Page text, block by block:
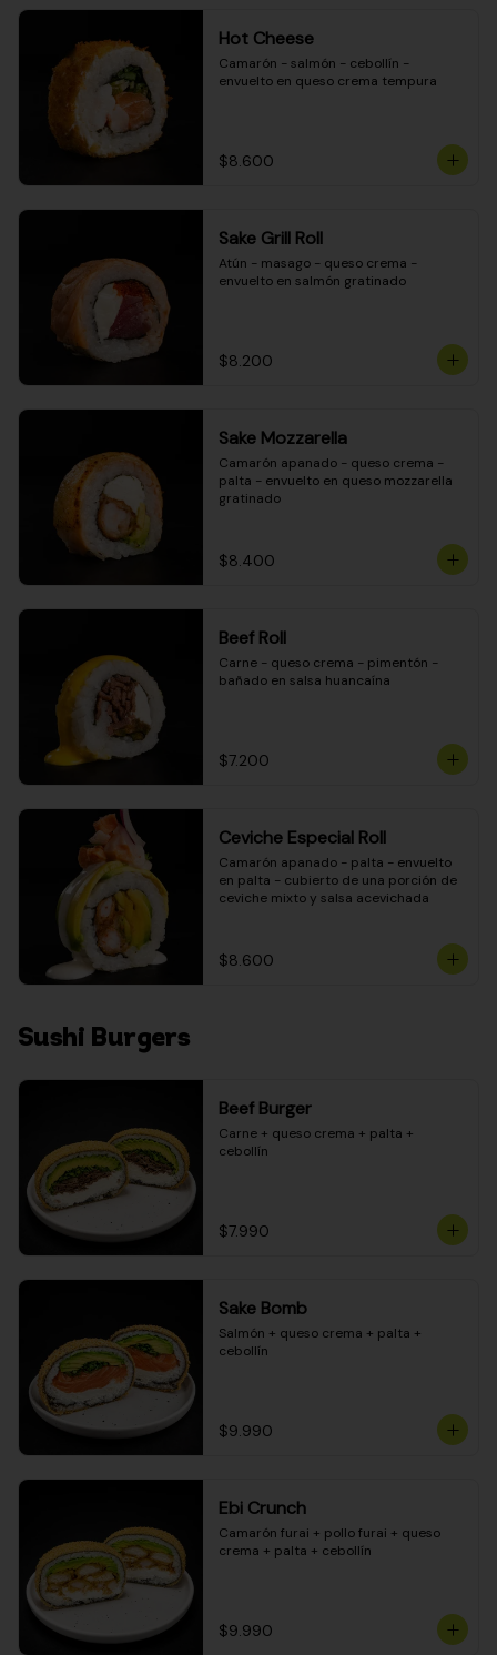
Hot Cheese
Camarón - salmón - cebollín -
envuelto en queso crema tempura
$8.600
Sake Grill Roll
Atún - masago - queso crema -
envuelto en salmón gratinado
$8.200
Sake Mozzarella
Camarón apanado - queso crema -
palta - envuelto en queso mozzarella
gratinado
$8.400
Beef Roll
Carne - queso crema - pimentón -
bañado en salsa huancaína
$7.200
Ceviche Especial Roll
Camarón apanado - palta - envuelto
en palta - cubierto de una porción de
ceviche mixto y salsa acevichada
$8.600
Sushi Burgers
Beef Burger
Carne + queso crema + palta +
cebollín
$7.990
Sake Bomb
Salmón + queso crema + palta +
cebollín
$9.990
Ebi Crunch
Camarón furai + pollo furai + queso
crema + palta + cebollín
$9.990